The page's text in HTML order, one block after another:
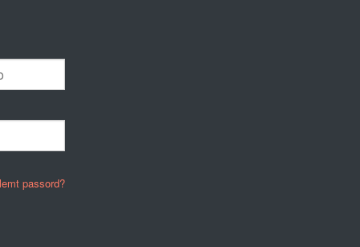
passord?